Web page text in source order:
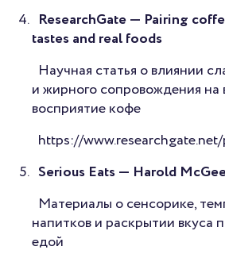
ResearchGate — Pairing
tastes and real foods
Научная статья о влиянии
и жирного сопровождения на
восприятие кофе
https://www.researchgate.net/
Serious Eats — Harold
Материалы о сенсорике,
напитков и раскрытии вкуса
едой